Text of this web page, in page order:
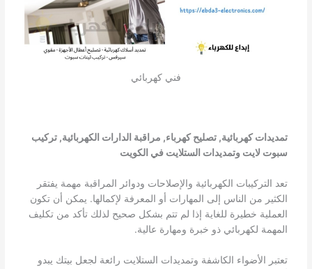
فني كهربائي
تمديدات كهربائية, تصليح كهرباء, مراقبة الدارات الكهربائية, تركيب
سبوت لايت وتمديدات الستلايت في الكويت
تعد التركيبات الكهربائية والإصلاحات ودوائر المراقبة مهمة يفتقر
الكثير من الناس إلى المهارات أو المعرفة لإكمالها. يمكن أن تكون
العملية خطيرة للغاية إذا لم تتم بشكل صحيح لذلك تأكد من تكليف
المهمة لكهربائي ذو خبرة ومهارة عالية.
تعتبر الأضواء الكاشفة وتمديدات الستلايت رائعة لجعل بيتك يبدو